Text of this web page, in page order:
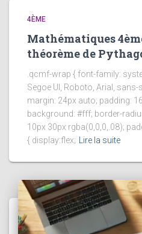
4ÈME
Mathématiques
théorème de
.qcmf-wrap { font-family:
Segoe UI, Roboto, Arial,
margin: 24px auto; padding:
background: #fff; border-
10px 30px rgba(0,0,0,.08);
{ display:flex;
Lire la suite